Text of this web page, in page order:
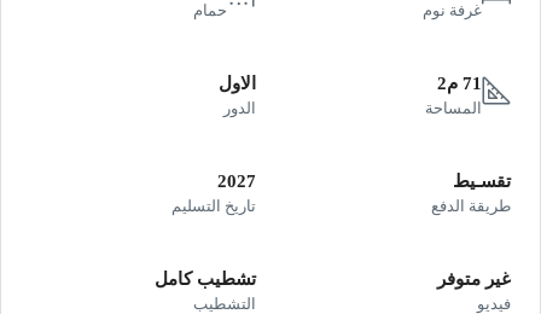
غرفة نوم حمام
71 م2
المساحة
الاول
الدور
تقسـيط
طريقة الدفع
2027
تاريخ التسليم
غير متوفر
فيديو
تشطيب كامل
التشطيب